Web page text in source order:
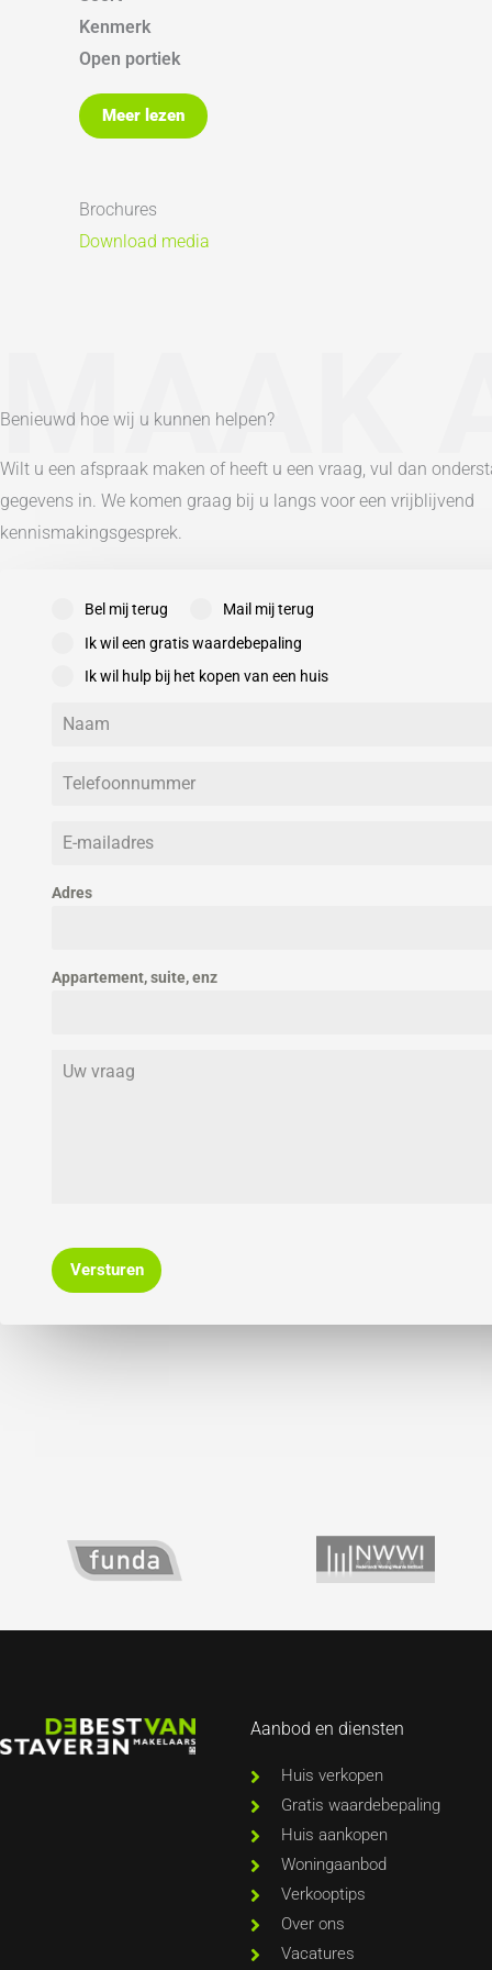
Algemeen:
Woonoppervlakte 87 m2 | gebouwgebonden
aanvaarding in overleg |
Kenmerk
Open portiek
Oppervlakten en inhoud
Woonoppervlakte
Indeling
Aantal kamers
Soorten warm water
CV ketel eigendom
Buitenruimte
Tuintypen
Meer lezen
Brochures
Download media
MAAK
Benieuwd hoe wij u kunnen helpen?
Wilt u een afspraak maken of heeft u een vraag, vul dan
gegevens in. We komen graag bij u langs voor een vrijblijvend
kennismakingsgesprek.
Bel mij terug
Mail mij terug
Ik wil een gratis waardebepaling
Ik wil hulp bij het kopen van een huis
Adres
Appartement, suite, enz
Versturen
Aanbod en diensten
Huis verkopen
Gratis waardebepaling
Huis aankopen
Woningaanbod
Verkooptips
Over ons
Vacatures